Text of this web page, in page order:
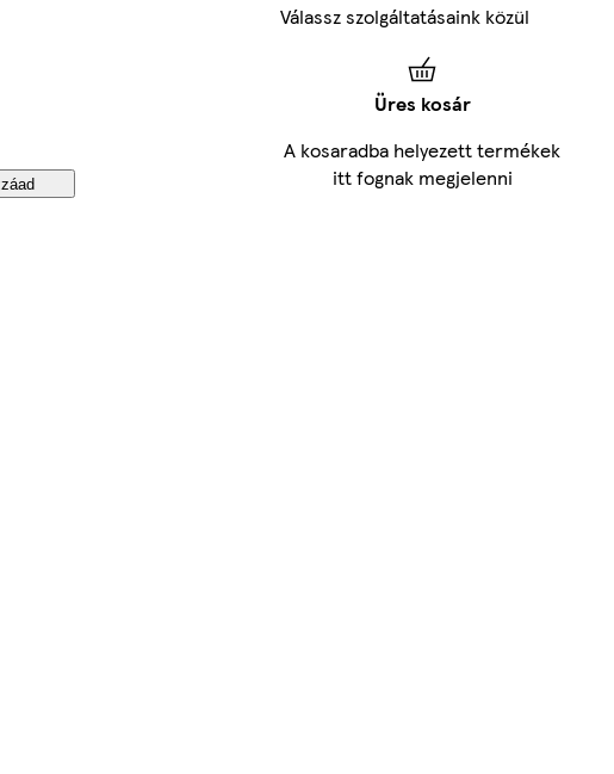
Válassz szolgáltatásaink közül
Üres kosár
A kosaradba helyezett termékek
itt fognak megjelenni